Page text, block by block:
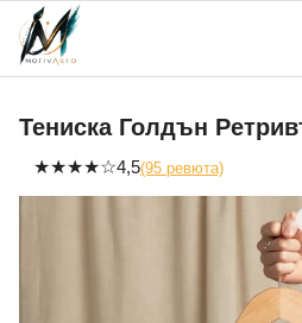
Skip
content
Тениска Голдън
★★★★☆4,5(95 ревюта)